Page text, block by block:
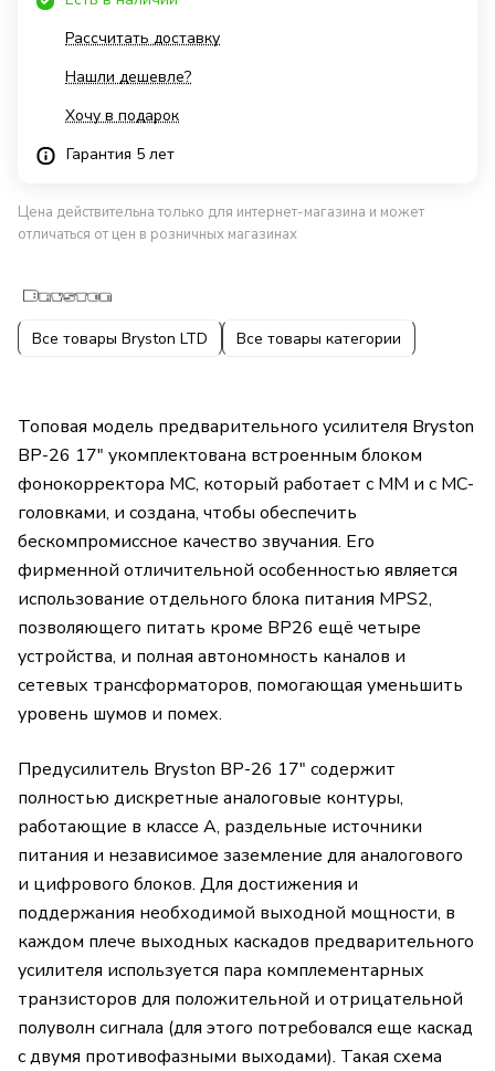
Рассчитать доставку
Нашли дешевле?
Хочу в подарок
Гарантия 5 лет
Цена действительна только для интернет-магазина и может
отличаться от цен в розничных магазинах
Все товары Bryston LTD Все товары категории
Топовая модель предварительного усилителя Bryston
BP-26 17" укомплектована встроенным блоком
фонокорректора MС, который работает с MM и с MC-
головками, и создана, чтобы обеспечить
бескомпромиссное качество звучания. Его
фирменной отличительной особенностью является
использование отдельного блока питания MPS2,
позволяющего питать кроме BP26 ещё четыре
устройства, и полная автономность каналов и
сетевых трансформаторов, помогающая уменьшить
уровень шумов и помех.
Предусилитель Bryston BP-26 17" содержит
полностью дискретные аналоговые контуры,
работающие в классе А, раздельные источники
питания и независимое заземление для аналогового
и цифрового блоков. Для достижения и
поддержания необходимой выходной мощности, в
каждом плече выходных каскадов предварительного
усилителя используется пара комплементарных
транзисторов для положительной и отрицательной
полуволн сигнала (для этого потребовался еще каскад
с двумя противофазными выходами). Такая схема